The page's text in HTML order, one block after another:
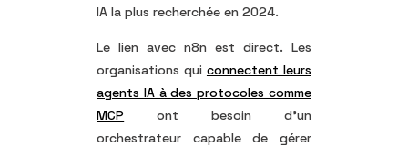
IA la plus recherchée en 2024.
Le lien avec n8n est direct. Les
organisations qui connectent leurs
agents IA à des protocoles comme
MCP ont besoin d’un
orchestrateur capable de gérer